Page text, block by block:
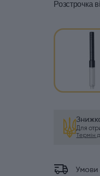
Розстрочка
Для
Термін
Умови